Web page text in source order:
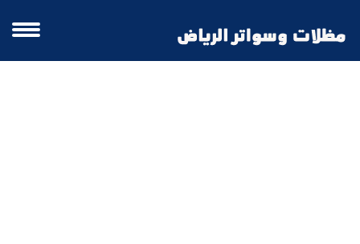
سواتر منازل الدمام | سواتر احوش الرياض